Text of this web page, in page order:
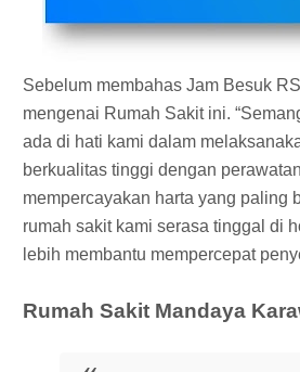
Sebelum membahas Jam Besuk
mengenai Rumah Sakit ini.
ada di hati kami dalam
berkualitas tinggi dengan
mempercayakan harta yang paling
rumah sakit kami serasa tinggal di
lebih membantu mempercepat
Rumah Sakit Mandaya